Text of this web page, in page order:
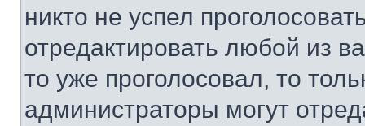
никто не успел
отредактировать любой из
то уже проголосовал, то
администраторы могут